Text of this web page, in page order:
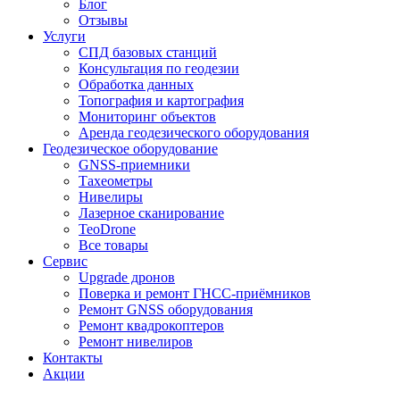
Блог
Отзывы
Услуги
СПД базовых станций
Консультация по геодезии
Обработка данных
Топография и картография
Мониторинг объектов
Аренда геодезического оборудования
Геодезическое оборудование
GNSS-приемники
Тахеометры
Нивелиры
Лазерное сканирование
TeoDrone
Все товары
Сервис
Upgrade дронов
Поверка и ремонт ГНСС-приёмников
Ремонт GNSS оборудования
Ремонт квадрокоптеров
Ремонт нивелиров
Контакты
Акции